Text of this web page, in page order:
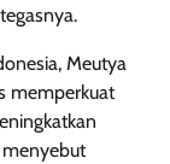
Meutya
memperkuat
menyebut